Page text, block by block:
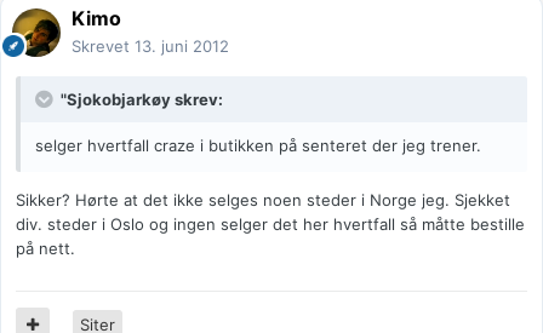
Kimo
Skrevet 13. juni 2012
"Sjokobjarkøy skrev:
selger hvertfall craze i butikken på senteret der jeg trener.
Sikker? Hørte at det ikke selges noen steder i Norge jeg. Sjekket
div. steder i Oslo og ingen selger det her hvertfall så måtte bestille
på nett.
Siter